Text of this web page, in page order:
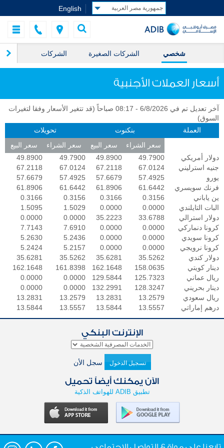
English
الشركات الشركات الصغيرة شخصي
أسعار العملات الأجنبية
آخر تعديل تم في 6/8/2026 - 08:17 صباحاً (قد تتغير الأسعار وفقا لتغيرات
السوق)
العملة
بنكنوت
تحويلات
سعر الشراء
سعر البيع سعر الشراء
سعر البيع
دولار أمريكي
49.7900
49.8900
49.7900
49.8900
جنيه استرليني
67.0124
67.2118
67.0124
67.2118
يورو
57.4925
57.6679
57.4925
57.6679
فرنك سويسري
61.6442
61.8906
61.6442
61.8906
ين ياباني
0.3156
0.3166
0.3156
0.3166
البات التايلندي
0.0000
0.0000
1.5029
1.5095
دولار استرالي
33.6788
35.2223
0.0000
0.0000
كرونا دنماركي
0.0000
0.0000
7.6910
7.7143
كرونا سويدي
0.0000
0.0000
5.2436
5.2630
كرونا نرويجي
0.0000
0.0000
5.2157
5.2424
دولار كندي
35.5262
35.6281
35.5262
35.6281
دينار كويتي
158.0635
162.1648
161.8398
162.1648
ريال عماني
125.7323
129.5844
0.0000
0.0000
دينار بحريني
128.3247
132.2991
0.0000
0.0000
ريال سعودي
13.2579
13.2831
13.2579
13.2831
درهم إماراتي
13.5557
13.5844
13.5557
13.5844
الإنترنت البنكي
تسجيل الدخول سجل الأن
الآن يمكنك أيضاً تحميل
تطبيق ADIB للهواتف الذكية